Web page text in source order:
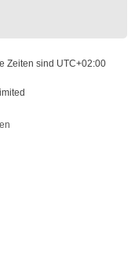
Zeiten sind UTC+02:00